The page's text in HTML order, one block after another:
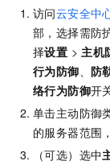
访问云安全中
部，选择需防
择设置 >主机
行为防御、防
络行为防御开
单击主动防御
的服务器范围
（可选）选中